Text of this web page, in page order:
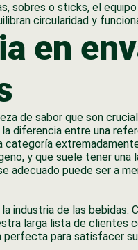
sobres o sticks, el
circularidad y
en
de sabor que son
diferencia entre una
categoría
y que suele tener una
adecuado puede ser a
industria de las bebidas.
larga lista de clientes
perfecta para satisfacer